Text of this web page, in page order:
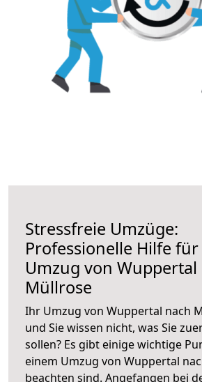
Stressfreie Umzüge:
Professionelle Hilfe
Umzug von Wuppertal
Müllrose
Ihr Umzug von Wuppertal nach
und Sie wissen nicht, was Sie
sollen? Es gibt einige wichtige
einem Umzug von Wuppertal
beachten sind. Angefangen bei